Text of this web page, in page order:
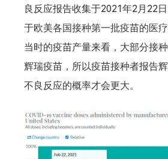
良反应报告收集于2021年2月22
于欧美各国接种第一批疫苗的医
当时的疫苗产量来看，大部分接
辉瑞疫苗，所以疫苗接种者报告
不良反应的概率才会更大。